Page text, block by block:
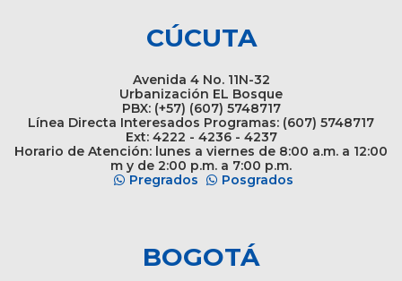
CÚCUTA
Avenida 4 No. 11N-32
Urbanización EL Bosque
PBX: (+57) (607) 5748717
Línea Directa Interesados Programas: (607) 5748717
Ext: 4222 - 4236 - 4237
Horario de Atención: lunes a viernes de 8:00 a.m. a 12:00
m y de 2:00 p.m. a 7:00 p.m.
Pregrados
Posgrados
BOGOTÁ